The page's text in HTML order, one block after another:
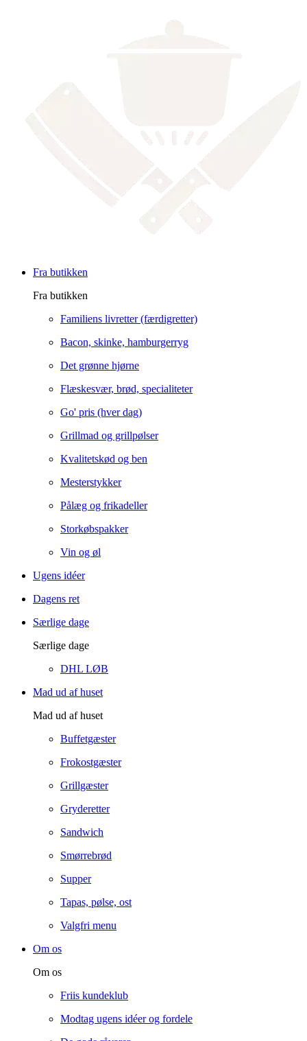
Fra butikken
Fra butikken
Familiens livretter (færdigretter)
Bacon, skinke, hamburgerryg
Det grønne hjørne
Flæskesvær, brød, specialiteter
Go' pris (hver dag)
Grillmad og grillpølser
Kvalitetskød og ben
Mesterstykker
Pålæg og frikadeller
Storkøbspakker
Vin og øl
Ugens idéer
Dagens ret
Særlige dage
Særlige dage
DHL LØB
Mad ud af huset
Mad ud af huset
Buffetgæster
Frokostgæster
Grillgæster
Gryderetter
Sandwich
Smørrebrød
Supper
Tapas, pølse, ost
Valgfri menu
Om os
Om os
Friis kundeklub
Modtag ugens idéer og fordele